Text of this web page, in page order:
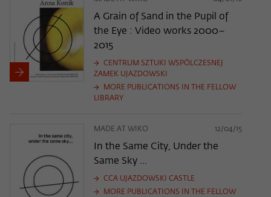
A Grain of Sand in the Pupil of
the Eye : Video works 2000–
2015
CENTRUM SZTUKI WSPÓLCZESNEJ
ZAMEK UJAZDOWSKI
MORE PUBLICATIONS IN THE FELLOW
LIBRARY
MADE AT WIKO 12/04/15
In the Same City, Under the
Same Sky ...
CCA UJAZDOWSKI CASTLE
MORE PUBLICATIONS IN THE FELLOW